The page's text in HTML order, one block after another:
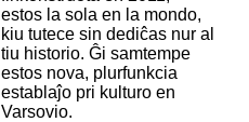
estos la sola en la mondo,
kiu tutece sin dediĉas nur al
tiu historio. Ĝi samtempe
estos nova, plurfunkcia
establaĵo pri kulturo en
Varsovio.